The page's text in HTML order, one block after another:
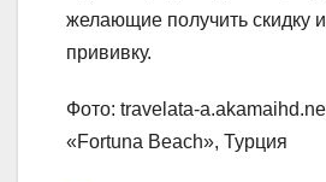
желающие получить скидку
прививку.
Фото: travelata-
«Fortuna Beach», Турция